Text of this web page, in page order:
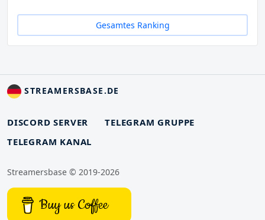
Gesamtes Ranking
STREAMERSBASE.DE
DISCORD SERVER
TELEGRAM GRUPPE
TELEGRAM KANAL
Streamersbase © 2019-2026
Buy us Coffee